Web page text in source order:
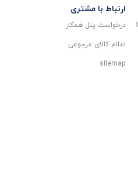
ارتباط با مشتری
درخواست پنل همکار
اعلام کالای مرجوعی
sitemap